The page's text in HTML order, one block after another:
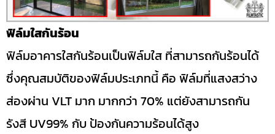
ฟิล์มใสกันร้อน
ฟิล์มอาคารใสกันร้อนเป็นฟิล์มใส ที่สามารถกันร้อนได้
ซึ่งคุณสมบัติของฟิล์มประเภทนี้ คือ ฟิล์มที่แสงสว่าง
ส่องผ่าน VLT มาก มากกว่า 70% แต่ยังสามารถกัน
รังสี UV99% กับ ป้องกันความร้อนได้สูง